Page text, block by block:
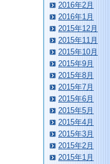
2016年2月
2016年1月
2015年12月
2015年11月
2015年10月
2015年9月
2015年8月
2015年7月
2015年6月
2015年5月
2015年4月
2015年3月
2015年2月
2015年1月